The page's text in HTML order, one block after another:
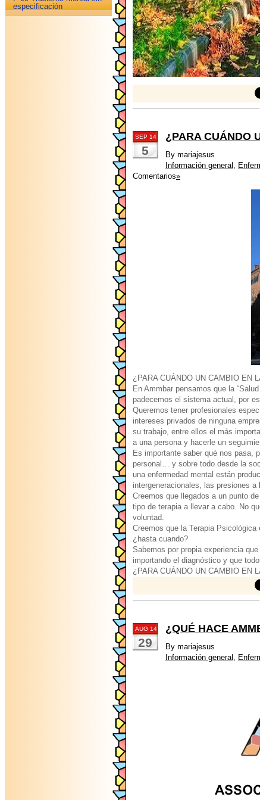
especificación
SEP 14
5
¿PARA CUÁNDO
By mariajesus
Información general ,
Comentarios»
¿PARA CUÁNDO UN CAMBIO EN
En Ammbar pensamos que la
padecemos el sistema actual, por
Queremos tener profesionales
intereses privados de ninguna
su trabajo, entre ellos el más
a una persona y hacerle un
Es importante saber qué nos pasa,
personal… y sobre todo desde la
una enfermedad mental están
intergeneracionales, las presiones
Creemos que llegados a un punto
tipo de terapia a llevar a cabo. No
voluntad.
Creemos que la Terapia
¿hasta cuando?
Sabemos por propia experiencia
importando el diagnóstico y que
¿PARA CUÁNDO UN CAMBIO EN
AUG 14
29
¿QUÉ HACE
By mariajesus
Información general ,